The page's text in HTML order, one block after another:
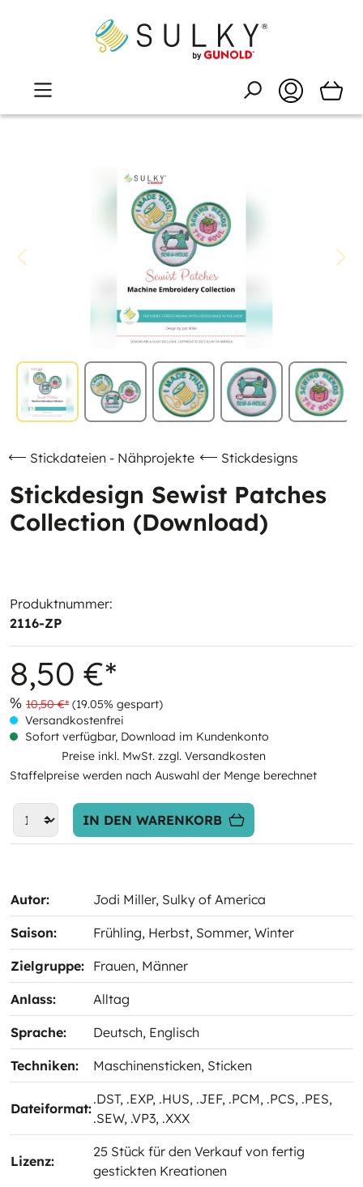
Stickdateien - Nähprojekte Stickdesigns
Stickdesign Sewist Patches
Collection (Download)
Produktnummer:
2116-ZP
8,50 €*
% 10,50 €* (19.05% gespart)
Versandkostenfrei
Sofort verfügbar, Download im Kundenkonto
Preise inkl. MwSt. zzgl. Versandkosten
Staffelpreise werden nach Auswahl der Menge berechnet
IN DEN WARENKORB
Autor: Jodi Miller, Sulky of America
Saison: Frühling, Herbst, Sommer, Winter
Zielgruppe: Frauen, Männer
Anlass: Alltag
Sprache: Deutsch, Englisch
Techniken: Maschinensticken, Sticken
Dateiformat:
.DST, .EXP, .HUS, .JEF, .PCM, .PCS, .PES,
.SEW, .VP3, .XXX
Lizenz:
25 Stück für den Verkauf von fertig
gestickten Kreationen